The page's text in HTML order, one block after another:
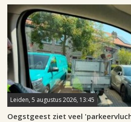
Leiden, 5 augustus 2026, 13:45
Oegstgeest ziet veel